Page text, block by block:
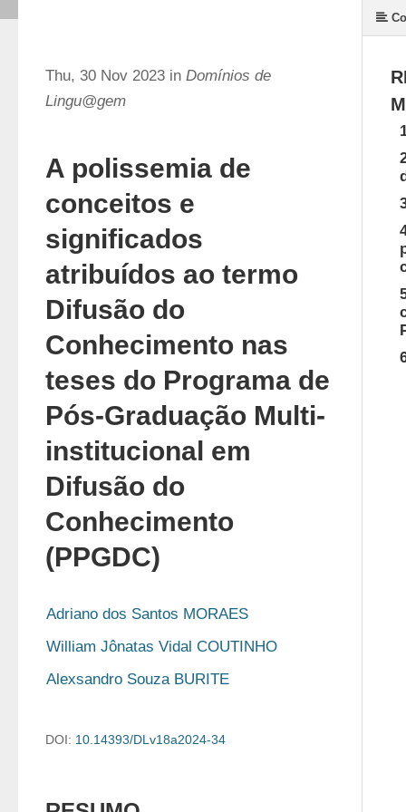
Thu, 30 Nov 2023 in Domínios de
Lingu@gem
A polissemia de
conceitos e
significados
atribuídos ao termo
Difusão do
Conhecimento nas
teses do Programa de
Pós-Graduação Multi-
institucional em
Difusão do
Conhecimento
(PPGDC)
Adriano dos Santos MORAES
William Jônatas Vidal COUTINHO
Alexsandro Souza BURITE
DOI: 10.14393/DLv18a2024-34